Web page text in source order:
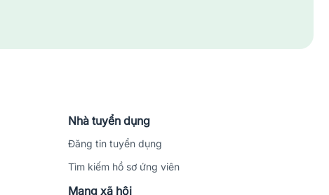
Nhà tuyển dụng
Đăng tin tuyển dụng
Tìm kiếm hồ sơ ứng viên
Mạng xã hội